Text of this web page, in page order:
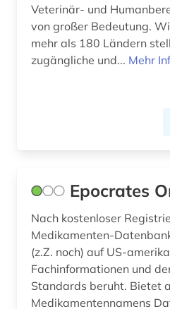
polymers (1)
preprint server (1)
prävention (1)
psychologie (3)
publikationsserver (1)
pädagogik (2)
pädiatrie (1)
Veterinär- und
von großer Bedeutung.
mehr als 180 Ländern
zugängliche und... Mehr
Epocrates
Nach kostenloser
Medikamenten-
(z.Z. noch) auf US-
Fachinformationen und
Standards beruht. Bietet
Medikamentennamens